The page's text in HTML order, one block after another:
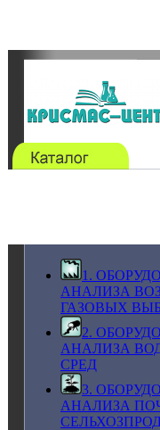
1.
АНАЛИЗА
ГАЗОВЫХ
2.
АНАЛИЗА
СРЕД
3.
АНАЛИЗА